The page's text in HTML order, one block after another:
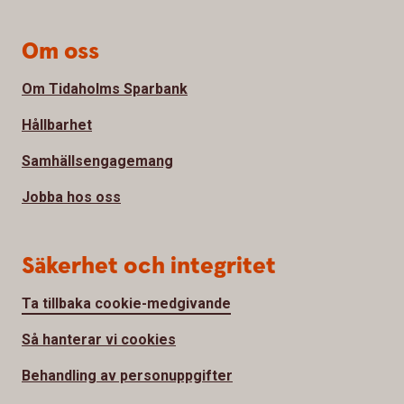
Om oss
Om Tidaholms Sparbank
Hållbarhet
Samhällsengagemang
Jobba hos oss
Säkerhet och integritet
Ta tillbaka cookie-medgivande
Så hanterar vi cookies
Behandling av personuppgifter